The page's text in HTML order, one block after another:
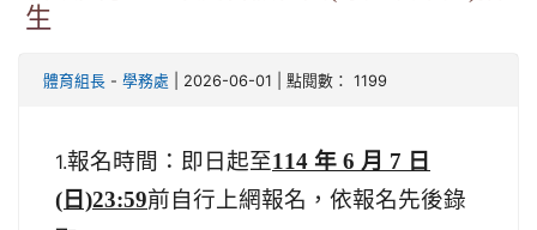
生
體育組長 - 學務處 | 2026-06-01 | 點閱數： 1199
1.報名時間：即日起至114 年 6 月 7 日
(日)23:59前自行上網報名，依報名先後錄